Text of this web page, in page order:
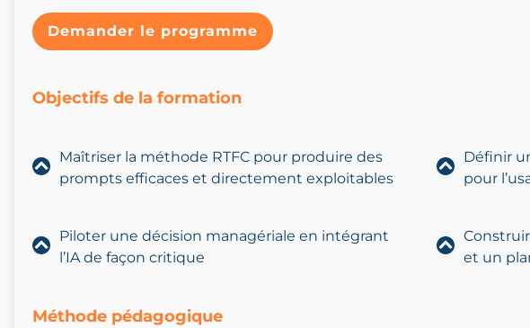
Demander le programme
Objectifs de la formation
Maîtriser la méthode RTFC pour produire des
prompts efficaces et directement exploitables
Définir
pour
Piloter une décision managériale en intégrant
l’IA de façon critique
et un
Méthode pédagogique